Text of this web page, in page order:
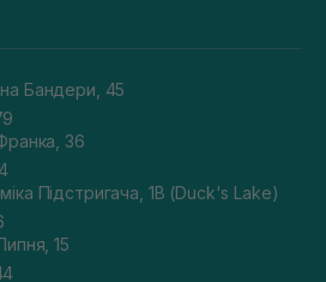
Бандери, 45
36
Підстригача, 1В (Duck's Lake)
15